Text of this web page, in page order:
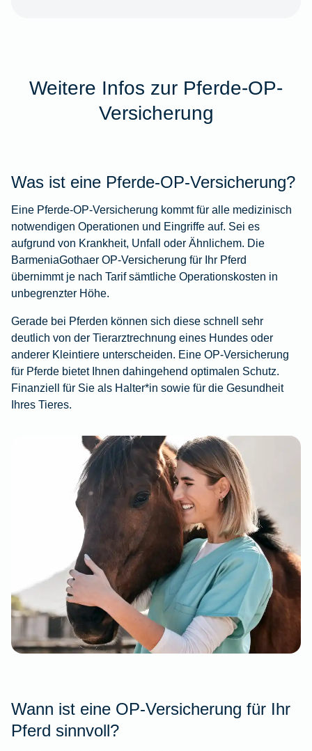
Weitere Infos zur Pferde-OP-
Versicherung
Was ist eine Pferde-OP-Versicherung?
Eine Pferde-OP-Versicherung kommt für alle medizinisch
notwendigen Operationen und Eingriffe auf. Sei es
aufgrund von Krankheit, Unfall oder Ähnlichem. Die
BarmeniaGothaer OP-Versicherung für Ihr Pferd
übernimmt je nach Tarif sämtliche Operationskosten in
unbegrenzter Höhe.
Gerade bei Pferden können sich diese schnell sehr
deutlich von der Tierarztrechnung eines Hundes oder
anderer Kleintiere unterscheiden. Eine OP-Versicherung
für Pferde bietet Ihnen dahingehend optimalen Schutz.
Finanziell für Sie als Halter*in sowie für die Gesundheit
Ihres Tieres.
Wann ist eine OP-Versicherung für Ihr
Pferd sinnvoll?